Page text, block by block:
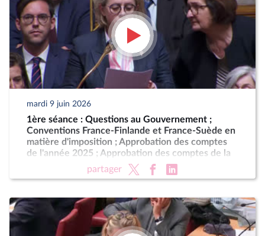
mardi 9 juin 2026
1ère séance : Questions au Gouvernement ;
Conventions France-Finlande et France-Suède en
matière d'imposition ; Approbation des comptes
de l'année 2025 ; Approbation des comptes de la
sécurité sociale de l'année 2025
partager